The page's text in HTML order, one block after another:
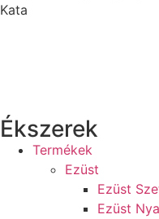
Kata
Ékszerek
Termékek
Ezüst
Ezüst
Ezüst